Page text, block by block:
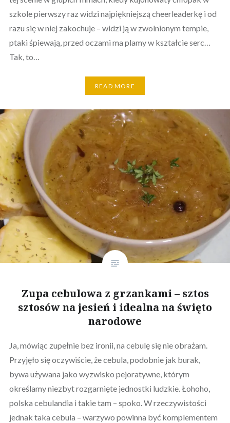
szkole pierwszy raz widzi najpiękniejszą cheerleaderkę i od
razu się w niej zakochuje – widzi ją w zwolnionym tempie,
ptaki śpiewają, przed oczami ma plamy w kształcie serc…
Tak, to…
READ MORE
Zupa cebulowa z grzankami – sztos
sztosów na jesień i idealna na święto
narodowe
Ja, mówiąc zupełnie bez ironii, na cebulę się nie obrażam.
Przyjęło się oczywiście, że cebula, podobnie jak burak,
bywa używana jako wyzwisko pejoratywne, którym
określamy niezbyt rozgarnięte jednostki ludzkie. Łohoho,
polska cebulandia i takie tam – spoko. W rzeczywistości
jednak taka cebula – warzywo powinna być komplementem